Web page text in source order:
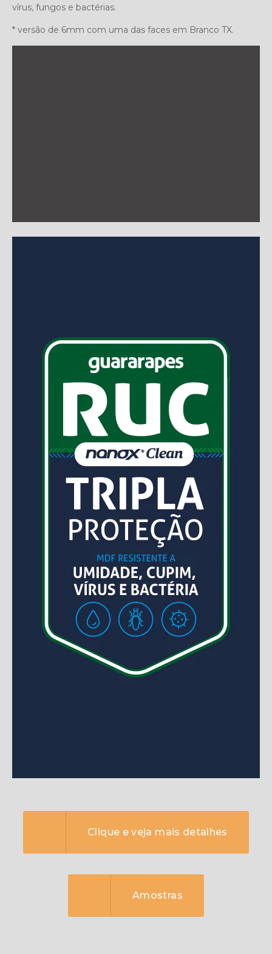
vírus, fungos e bactérias.
* versão de 6mm com uma das faces em Branco TX.
Clique e veja mais detalhes
Amostras